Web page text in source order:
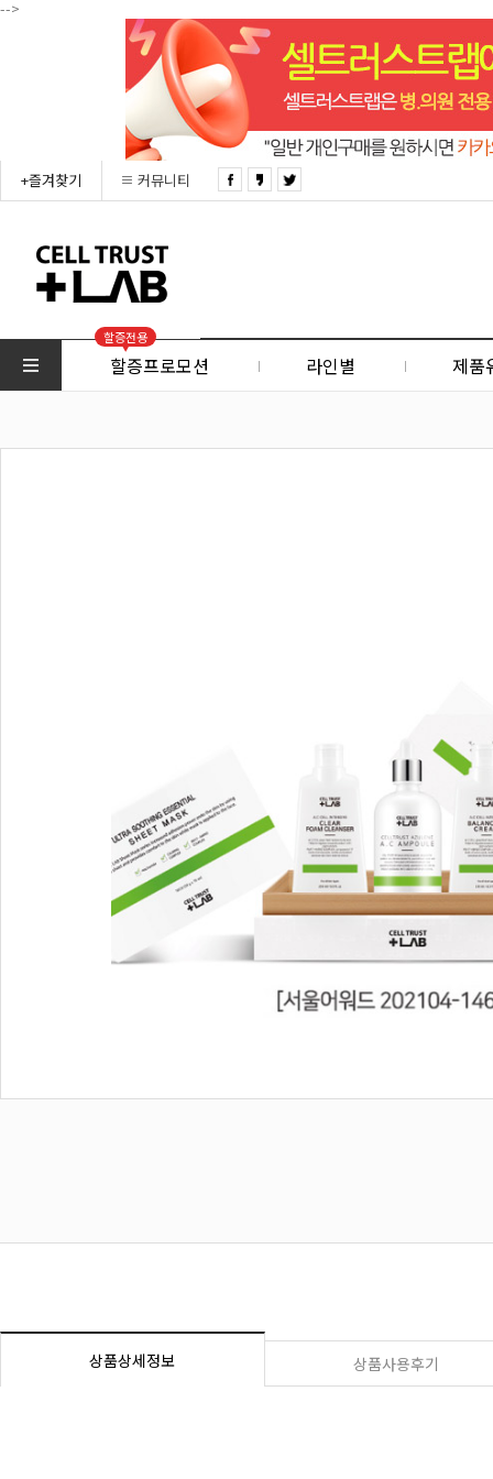
-->
+즐겨찾기 커뮤니티
할증전용
할증프로모션 라인별 제품
상품상세정보 상품사용후기